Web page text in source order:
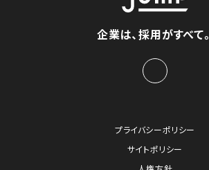
企業は、採用がすべて。
プライバシーポリシー
サイトポリシー